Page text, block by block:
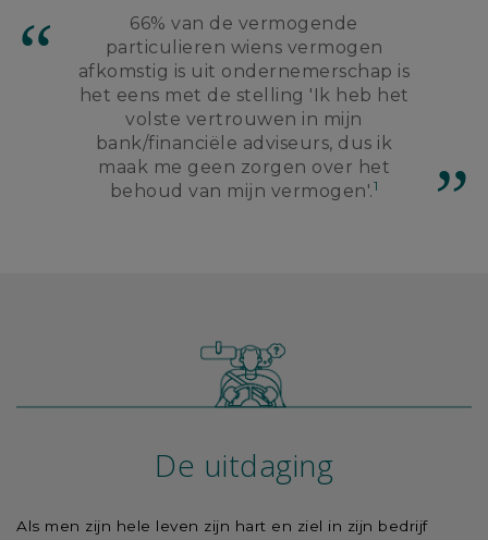
66% van de vermogende
particulieren wiens vermogen
afkomstig is uit ondernemerschap is
het eens met de stelling 'Ik heb het
volste vertrouwen in mijn
bank/financiële adviseurs, dus ik
maak me geen zorgen over het
behoud van mijn vermogen'.1
De uitdaging
Als men zijn hele leven zijn hart en ziel in zijn bedrijf